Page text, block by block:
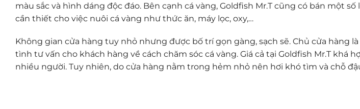
màu sắc và hình dáng độc đáo. Bên cạnh cá vàng, Goldfish Mr.T cũng có bán một
cần thiết cho việc nuôi cá vàng như thức ăn, máy lọc, oxy,…
Không gian cửa hàng tuy nhỏ nhưng được bố trí gọn gàng, sạch sẽ. Chủ cửa hàng
tình tư vấn cho khách hàng về cách chăm sóc cá vàng. Giá cả tại Goldfish Mr.T khá
nhiều người. Tuy nhiên, do cửa hàng nằm trong hẻm nhỏ nên hơi khó tìm và chỗ